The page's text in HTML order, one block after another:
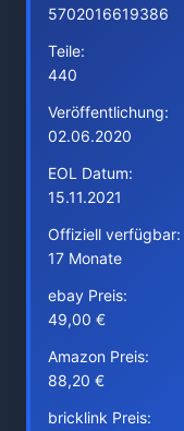
5702016619386
Teile:
440
Veröffentlichung:
02.06.2020
EOL Datum:
15.11.2021
Offiziell verfügbar:
17 Monate
ebay Preis:
49,00 €
Amazon Preis:
88,20 €
bricklink Preis: